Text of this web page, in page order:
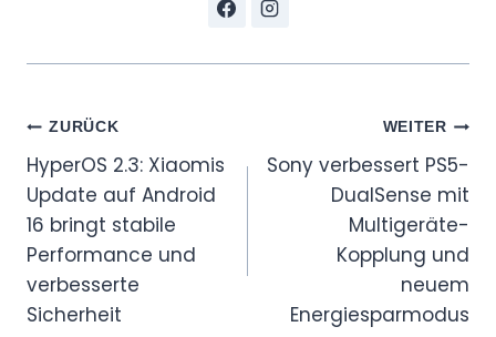
E
e
Beitragsnavigation
ZURÜCK
HyperOS 2.3: Xiaomis
Update auf Android
16 bringt stabile
Performance und
verbesserte
Sicherheit
WEITER
Sony verbessert PS5-
DualSense mit
Multigeräte-
Kopplung und
neuem
Energiesparmodus